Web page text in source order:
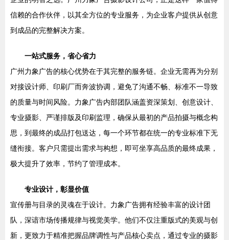
信赖的合作伙伴，以其全方位的专业服务，为企业客户提供从创意
到成品的完整解决方案。
一站式服务，省心省力
广州力象广告的核心优势在于其完整的服务链。企业无需再为分别
对接设计师、印刷厂而奔波协调，避免了沟通不畅、标准不一导致
的质量与时间风险。力象广告内部团队涵盖资深策划、创意设计、
专业摄影、严谨排版及印刷监理，确保从最初的产品拍摄与概念构
思，到最终的成品打包送达，每一个环节都在统一的专业标准下无
缝衔接。客户只需提出需求与构想，即可坐享高品质的最终成果，
极大提升了效率，节约了管理成本。
专业设计，彰显价值
宣传册与目录的灵魂在于设计。力象广告拥有经验丰富的设计团
队，深谙市场传播规律与视觉美学。他们不仅注重版式的美观与创
新，更致力于精准把握品牌调性与产品核心卖点，通过专业的摄影